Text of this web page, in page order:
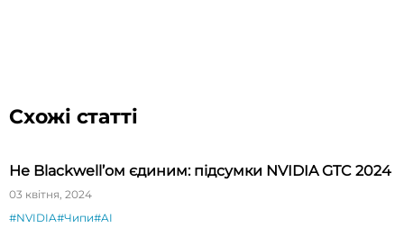
Схожі статті
Не Blackwell’ом єдиним: підсумки NVIDIA GTC 2024
03 квітня, 2024
#NVIDIA#Чипи#AI